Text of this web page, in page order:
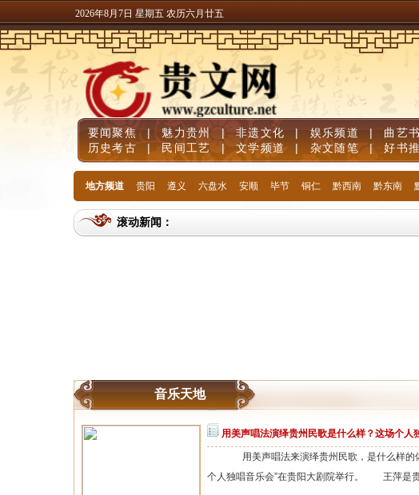
2026年8月7日 星期五 农历六月廿五
要闻聚焦 | 魅力贵州 | 非遗文化 | 娱乐频道 | 曲艺
历史考古
| 民间工艺 | 文学频道 | 杂文随笔 | 好书
地方频道 贵阳 遵义 六盘水 安顺 毕节 铜仁 黔西南 黔东南
滚动新闻：
音乐天地
用美声唱法演绎贵州民歌是什么样？这场个人
用美声唱法来演绎贵州民歌，是什么样的
个人独唱音乐会”在贵阳大剧院举行。 王萍是